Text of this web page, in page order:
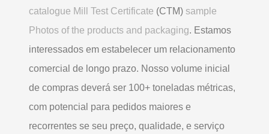
catalogue Mill Test Certificate (CTM) sample
Photos of the products and packaging. Estamos
interessados ​​em estabelecer um relacionamento
comercial de longo prazo. Nosso volume inicial
de compras deverá ser 100+ toneladas métricas,
com potencial para pedidos maiores e
recorrentes se seu preço, qualidade, e serviço